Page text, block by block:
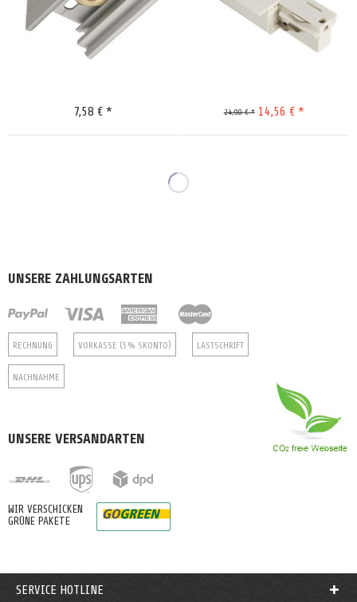
Merken
7,58 € * 24,90 € * 14,56 € *
UNSERE ZAHLUNGSARTEN
RECHNUNG VORKASSE (5% SKONTO) LASTSCHRIFT
NACHNAHME
UNSERE VERSANDARTEN
WIR VERSCHICKEN
GRÜNE PAKETE
SERVICE HOTLINE